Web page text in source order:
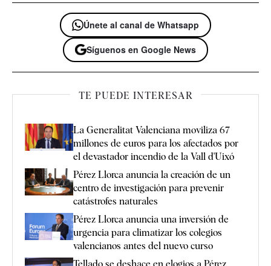
Únete al canal de Whatsapp
Síguenos en Google News
TE PUEDE INTERESAR
La Generalitat Valenciana moviliza 67
millones de euros para los afectados por
el devastador incendio de la Vall d'Uixó
Pérez Llorca anuncia la creación de un
centro de investigación para prevenir
catástrofes naturales
Pérez Llorca anuncia una inversión de
urgencia para climatizar los colegios
valencianos antes del nuevo curso